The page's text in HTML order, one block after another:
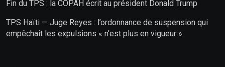
Fin du TPS : la COPAH écrit au président Donald Trump
TPS Haïti — Juge Reyes : l’ordonnance de suspension qui
empêchait les expulsions « n’est plus en vigueur »